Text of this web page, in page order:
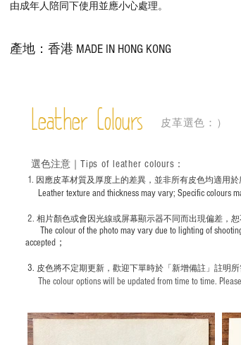
由成年人陪同下使用並應小心處理。
產地：香港 MADE IN HONG KONG
Leather Colours 皮革選色：）
1. ​ 因應皮革材質及厚度上的差異，並非所有皮色均適用
Leather texture and thickness may vary; Specific colours
2. 相片顏色或會因光線或屏幕顯示器不同而出現偏差，恕
The colour of the photo may vary due to lighting of
accepted；
3. 皮色將不定期更新，歡迎下單時於「新增備註」註明 所
The colour options will be updated from time to time.
選色注意｜ Tips of leather colours ：